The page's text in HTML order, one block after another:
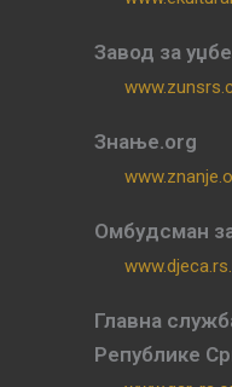
Завод за
Знање.org
Омбудсман
Главна
Републике